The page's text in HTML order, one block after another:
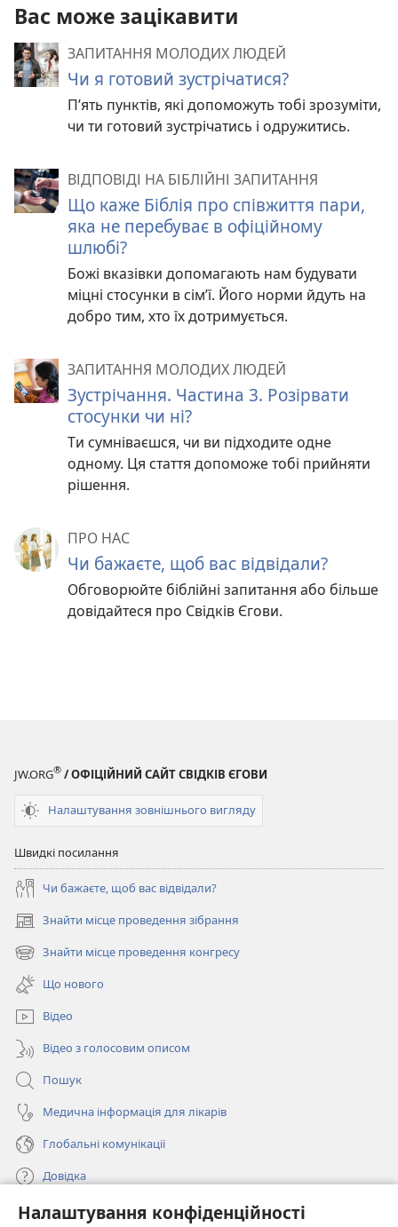
Налаштування конфіденційності
Вас може зацікавити
ЗАПИТАННЯ МОЛОДИХ ЛЮДЕЙ
Чи я готовий зустрічатися?
П’ять пунктів, які допоможуть тобі зрозуміти,
чи ти готовий зустрічатись і одружитись.
ВІДПОВІДІ НА БІБЛІЙНІ ЗАПИТАННЯ
Що каже Біблія про співжиття пари,
яка не перебуває в офіційному
шлюбі?
Божі вказівки допомагають нам будувати
міцні стосунки в сім’ї. Його норми йдуть на
добро тим, хто їх дотримується.
ЗАПИТАННЯ МОЛОДИХ ЛЮДЕЙ
Зустрічання. Частина 3. Розірвати
стосунки чи ні?
Ти сумніваєшся, чи ви підходите одне
одному. Ця стаття допоможе тобі прийняти
рішення.
ПРО НАС
Чи бажаєте, щоб вас відвідали?
Обговорюйте біблійні запитання або більше
довідайтеся про Свідків Єгови.
JW.ORG® / ОФІЦІЙНИЙ САЙТ СВІДКІВ ЄГОВИ
Налаштування зовнішнього вигляду
Швидкі посилання
Чи бажаєте, щоб вас відвідали?
Знайти місце проведення зібрання
(відкривається
у
новому
вікні)
Знайти місце проведення конгресу
(відкривається
новому
вікні)
Що нового
Відео
Відео з голосовим описом
Пошук
Медична інформація для лікарів
Глобальні комунікації
Довідка
Пожертви